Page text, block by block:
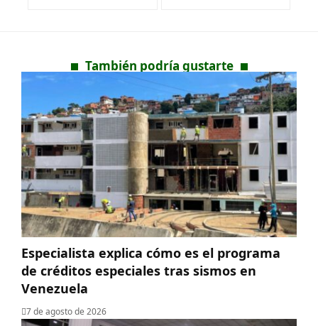
También podría gustarte
Especialista explica cómo es el programa
de créditos especiales tras sismos en
Venezuela
7 de agosto de 2026